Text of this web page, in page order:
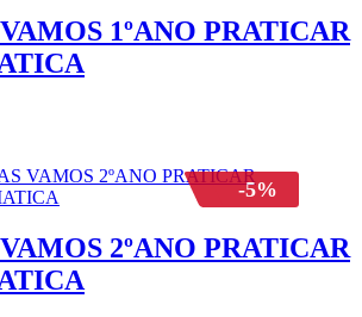
1ºANO PRATICAR
-5%
2ºANO PRATICAR